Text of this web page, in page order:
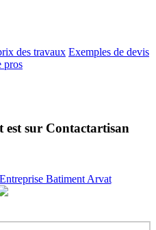
des travaux Exemples de devis
pros
est sur Contactartisan
Batiment Arvat